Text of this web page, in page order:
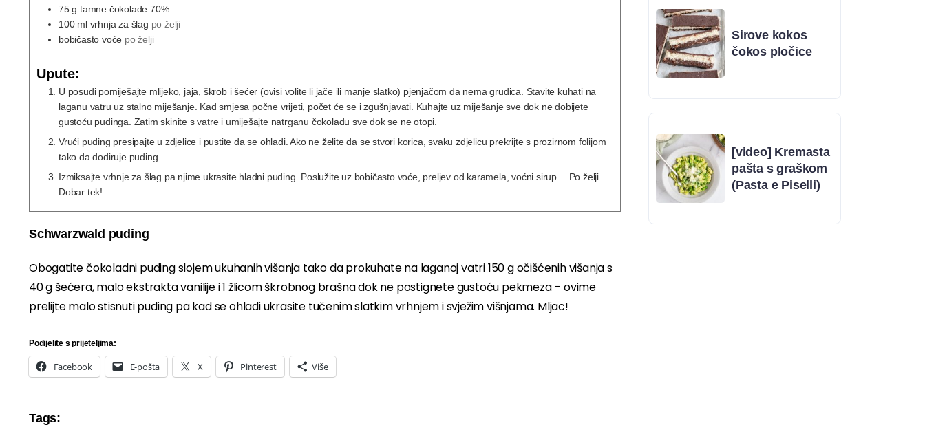
75 g tamne čokolade 70%
100 ml vrhnja za šlag po želji
bobičasto voće po želji
Upute:
U posudi pomiješajte mlijeko, jaja, škrob i šećer (ovisi volite li jače ili manje slatko) pjenjačom da nema grudica. Stavite kuhati na
laganu vatru uz stalno miješanje. Kad smjesa počne vrijeti, počet će se i zgušnjavati. Kuhajte uz miješanje sve dok ne dobijete
gustoću pudinga. Zatim skinite s vatre i umiješajte natrganu čokoladu sve dok se ne otopi.
Vrući puding presipajte u zdjelice i pustite da se ohladi. Ako ne želite da se stvori korica, svaku zdjelicu prekrijte s prozirnom folijom
tako da dodiruje puding.
Izmiksajte vrhnje za šlag pa njime ukrasite hladni puding. Poslužite uz bobičasto voće, preljev od karamela, voćni sirup… Po želji.
Dobar tek!
Schwarzwald puding
Obogatite čokoladni puding slojem ukuhanih višanja tako da prokuhate na laganoj vatri 150 g očišćenih višanja s
40 g šećera, malo ekstrakta vanilije i 1 žlicom škrobnog brašna dok ne postignete gustoću pekmeza – ovime
prelijte malo stisnuti puding pa kad se ohladi ukrasite tučenim slatkim vrhnjem i svježim višnjama. Mljac!
Podijelite s prijeteljima:
Facebook E-pošta X Pinterest Više
Tags:
Sirove kokos
čokos pločice
[video] Kremasta
pašta s graškom
(Pasta e Piselli)